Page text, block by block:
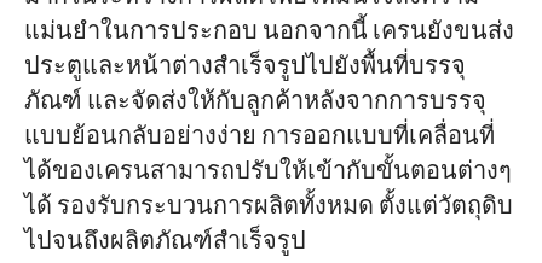
แม่นยำในการประกอบ นอกจากนี้ เครนยังขนส่ง
ประตูและหน้าต่างสำเร็จรูปไปยังพื้นที่บรรจุ
ภัณฑ์ และจัดส่งให้กับลูกค้าหลังจากการบรรจุ
แบบย้อนกลับอย่างง่าย การออกแบบที่เคลื่อนที่
ได้ของเครนสามารถปรับให้เข้ากับขั้นตอนต่างๆ
ได้ รองรับกระบวนการผลิตทั้งหมด ตั้งแต่วัตถุดิบ
ไปจนถึงผลิตภัณฑ์สำเร็จรูป